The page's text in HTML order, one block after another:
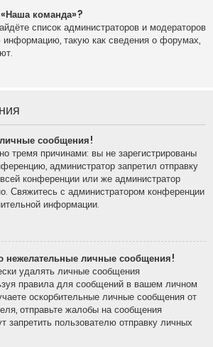
команда»?
список администраторов и модераторов
такую как сведения о форумах,
сообщения!
тремя причинами: вы не зарегистрированы
администратор запретил отправку
конференции или же администратор
Свяжитесь с администратором конференции
информации.
нежелательные личные сообщения!
удалять личные сообщения
правила для сообщений в вашем личном
оскорбительные личные сообщения от
отправьте жалобы на сообщения
запретить пользователю отправку личных